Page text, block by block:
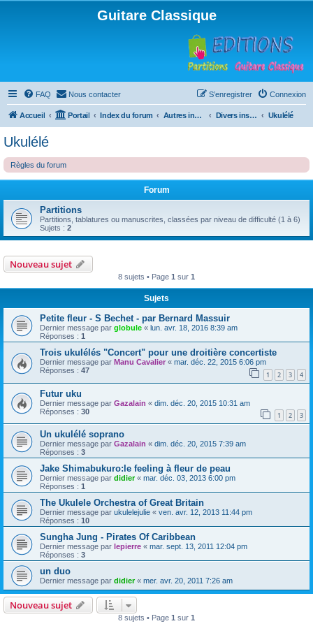
Guitare Classique
FAQ Nous contacter Connexion
S’enregistrer
Accueil Portail Index du forum Autres instruments à cordes pincées, ou styles Divers instruments Ukulélé
Ukulélé
Règles du forum
Forum
Partitions
Partitions, tablatures ou manuscrites, classées par niveau de difficulté (1 à 6)
Sujets : 2
Nouveau sujet
8 sujets • Page 1 sur 1
Sujets
Petite fleur - S Bechet - par Bernard Massuir
Dernier message par globule « lun. avr. 18, 2016 8:39 am
Réponses : 1
Trois ukulélés "Concert" pour une droitière concertiste
Dernier message par Manu Cavalier « mar. déc. 22, 2015 6:06 pm
Réponses : 47 1 2 3 4
Futur uku
Dernier message par Gazalain « dim. déc. 20, 2015 10:31 am
Réponses : 30 1 2 3
Un ukulélé soprano
Dernier message par Gazalain « dim. déc. 20, 2015 7:39 am
Réponses : 3
Jake Shimabukuro:le feeling à fleur de peau
Dernier message par didier« mar. déc. 03, 2013 6:00 pm
Réponses : 1
The Ukulele Orchestra of Great Britain
Dernier message par ukulelejulie « ven. avr. 12, 2013 11:44 pm
Réponses : 10
Sungha Jung - Pirates Of Caribbean
Dernier message par lepierre « mar. sept. 13, 2011 12:04 pm
Réponses : 3
un duo
Dernier message par didier« mer. avr. 20, 2011 7:26 am
Nouveau sujet
8 sujets • Page 1 sur 1